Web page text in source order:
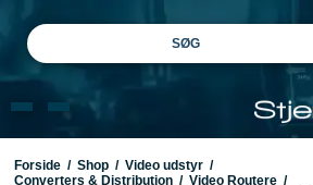
SØG
Forside / Shop / Video udstyr /
Converters & Distribution / Video Routere /